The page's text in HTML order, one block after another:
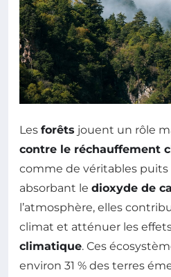
Les forêts jouent un rôle
contre le réchauffement
comme de véritables puits
absorbant le dioxyde de
l’atmosphère, elles
climat et atténuer les
climatique. Ces
environ 31 % des terres